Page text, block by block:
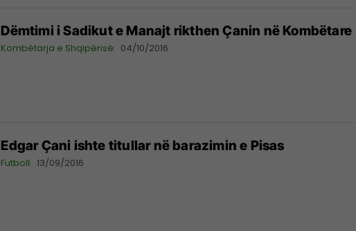
Dëmtimi i Sadikut e Manajt rikthen Çanin në Kombëtare
Kombëtarja e Shqipërisë 04/10/2016
Edgar Çani ishte titullar në barazimin e Pisas
Futboll 13/09/2016